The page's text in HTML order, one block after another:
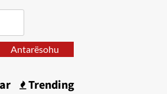
Antarësohu
Trending